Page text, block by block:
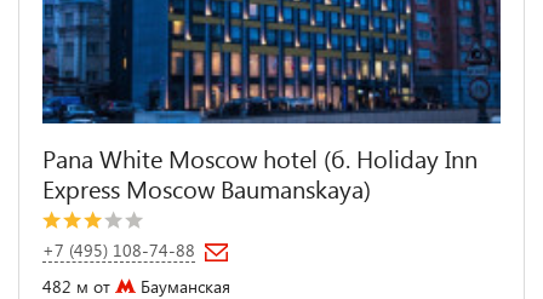
Pana White Moscow hotel (б. Holiday Inn
Express Moscow Baumanskaya)
+7 (495) 108-74-88
482 м от
Бауманская